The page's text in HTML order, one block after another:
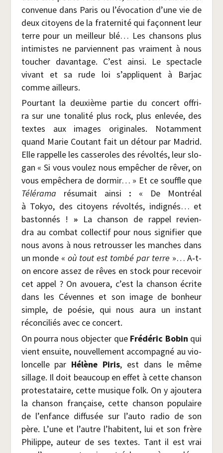
conve­nue dans Paris ou l’évocation d’une vie de
deux citoyens de la fra­ter­ni­té qui façonnent leur
terre pour un meilleur blé… Les chan­sons plus
inti­mistes ne par­viennent pas vrai­ment à nous
tou­cher davan­tage. C’est ain­si. Le spec­tacle
vivant et sa rude loi s’appliquent à Bar­jac
comme ailleurs.
Pour­tant la deuxième par­tie du concert offri­
ra sur une tona­li­té plus rock, plus enle­vée, des
textes aux images ori­gi­nales. Notam­ment
quand Marie Cou­tant fait un détour par Madrid.
Elle rap­pelle les cas­se­roles des révol­tés, leur slo­
gan « Si vous vou­lez nous empê­cher de rêver, on
vous empê­che­ra de dor­mir… » Et ce souffle que
Télé­ra­ma résu­mait ain­si : « De Mont­réal
à Tokyo, des citoyens révol­tés, indi­gnés… et
bas­ton­nés ! »La chan­son de rap­pel revien­
dra au com­bat col­lec­tif pour nous signi­fier que
nous avons à nous retrous­ser les manches dans
un monde «où tout est tom­bé par terre »… A‑t-
on encore assez de rêves en stock pour rece­voir
cet appel ? On avoue­ra, c’est la chan­son écrite
dans les Cévennes et son image de bon­heur
simple, de poé­sie, qui nous aura un ins­tant
récon­ci­liés avec ce concert.
On pour­ra nous objec­ter que Fré­dé­ric Bobin qui
vient ensuite, nou­vel­le­ment accom­pa­gné au vio­
lon­celle par Hélène Piris, est dans le même
sillage. Il doit beau­coup en effet à cette chan­son
pro­tes­ta­taire, cette musique folk. On y ajou­te­ra
la chan­son fran­çaise, cette chan­son popu­laire
de l’enfance dif­fu­sée sur l’auto radio de son
père. L’une et l’autre l’habitent, lui et son frère
Phi­lippe, auteur de ses textes. Tant il est vrai